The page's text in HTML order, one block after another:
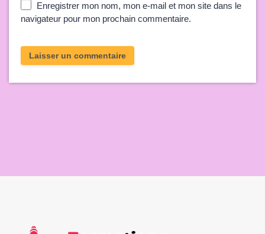
Enregistrer mon nom, mon e-mail et mon site dans le
navigateur pour mon prochain commentaire.